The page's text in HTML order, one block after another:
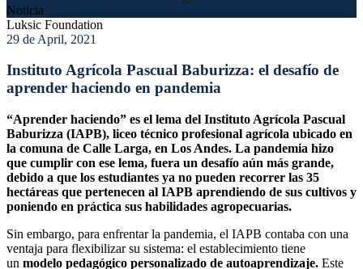
Noticia
Luksic Foundation
29 de April, 2021
Instituto Agrícola Pascual Baburizza: el desafío de
aprender haciendo en pandemia
“Aprender haciendo” es el lema del Instituto Agrícola Pascual
Baburizza (IAPB), liceo técnico profesional agrícola ubicado en
la comuna de Calle Larga, en Los Andes. La pandemia hizo
que cumplir con ese lema, fuera un desafío aún más grande,
debido a que los estudiantes ya no pueden recorrer las 35
hectáreas que pertenecen al IAPB aprendiendo de sus cultivos y
poniendo en práctica sus habilidades agropecuarias.
Sin embargo, para enfrentar la pandemia, el IAPB contaba con una
ventaja para flexibilizar su sistema: el establecimiento tiene
un modelo pedagógico personalizado de autoaprendizaje. Este